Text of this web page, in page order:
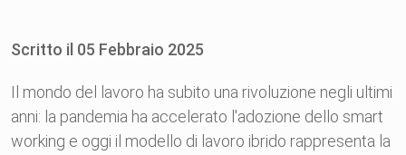
Scritto il 05 Febbraio 2025
Il mondo del lavoro ha subito una rivoluzione negli ultimi
anni: la pandemia ha accelerato l'adozione dello smart
working e oggi il modello di lavoro ibrido rappresenta la